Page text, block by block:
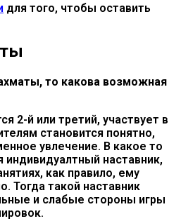
для того, чтобы оставить
то какова возможная
2-й или третий, участвует в
становится понятно,
увлечение. В какое то
индивидуалтный наставник,
как правило, ему
Тогда такой наставник
и слабые стороны игры